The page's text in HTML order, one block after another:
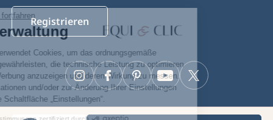
Ohne Einwilligung fortfahren
Cookie-Verwaltung
Unsere Website verwendet Cookies, um das ordnungsgemäße
Funktionieren zu gewährleisten, die technische Leistung zu optimieren
sowie relevante Werbung anzuzeigen und deren Wirkung zu messen.
Für weitere Informationen und/oder zur Änderung Ihrer Einstellungen
klicken Sie auf die Schaltfläche „Einstellungen“.
Zustimmungen zertifiziert durch
Registrieren
Facebook Twitter
YouTube
Pinterest
Instagram